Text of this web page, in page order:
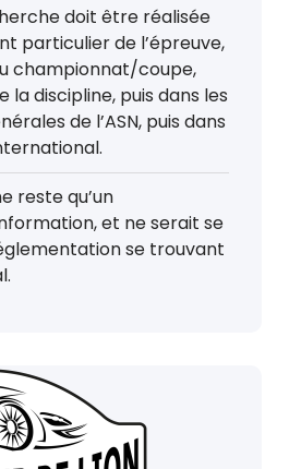
doit être réalisée
particulier de l’épreuve,
championnat/coupe,
la discipline, puis dans les
de l’ASN, puis dans
reste qu’un
et ne serait se
se trouvant